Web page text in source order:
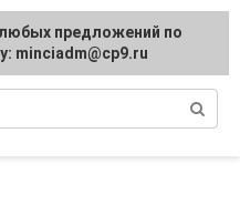
и терапия
предложений по
minciadm@cp9.ru